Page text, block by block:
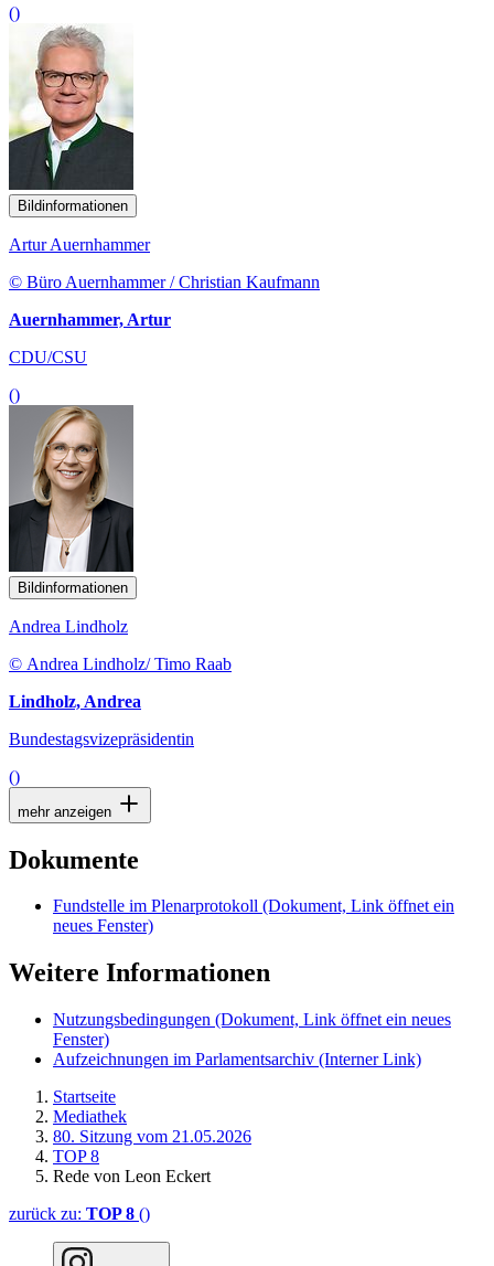
()
Bildinformationen
Artur Auernhammer
© Büro Auernhammer / Christian Kaufmann
Auernhammer, Artur
CDU/CSU
()
Bildinformationen
Andrea Lindholz
© Andrea Lindholz/ Timo Raab
Lindholz, Andrea
Bundestagsvizepräsidentin
()
mehr anzeigen
Dokumente
Fundstelle im Plenarprotokoll (Dokument, Link öffnet ein
neues Fenster)
Weitere Informationen
Nutzungsbedingungen (Dokument, Link öffnet ein neues
Fenster)
Aufzeichnungen im Parlamentsarchiv (Interner Link)
Startseite
Mediathek
80. Sitzung vom 21.05.2026
TOP 8
Rede von Leon Eckert
zurück zu: TOP 8 ()